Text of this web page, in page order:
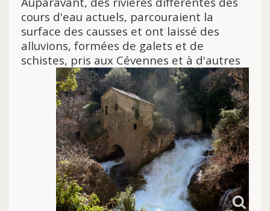
cours d'eau actuels, parcouraient la
surface des causses et ont laissé des
alluvions, formées de galets et de
schistes, pris aux Cévennes et à d'autres